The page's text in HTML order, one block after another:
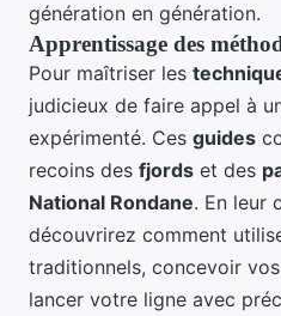
génération en génération.
Apprentissage des
Pour maîtriser les
judicieux de faire appel à
expérimenté. Ces guides
recoins des fjords et des
National Rondane. En leur
découvrirez comment
traditionnels, concevoir
lancer votre ligne avec